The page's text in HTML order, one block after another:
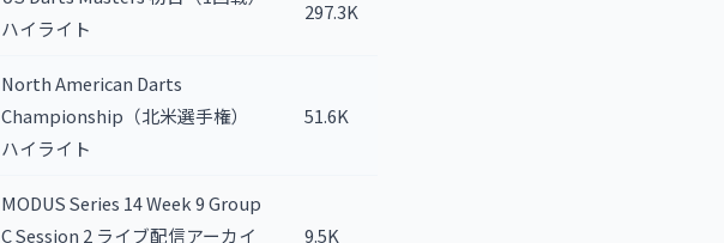
ハイライト
297.3K
North American Darts
Championship（北米選手権）
ハイライト
51.6K
MODUS Series 14 Week 9 Group
C Session 2 ライブ配信アーカイ
9.5K